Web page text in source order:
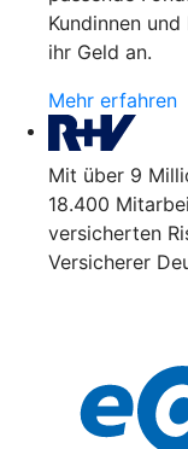
Kundinnen
ihr Geld an.
Mehr erfahren
Mit über 9
18.400
versicherten
Versicherer